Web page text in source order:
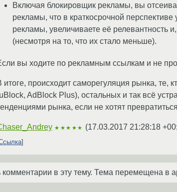
Включая блокировщик рекламы, вы
рекламы, что в краткосрочной
рекламы, увеличиваете её релевантность
(несмотря на то, что их стало меньше).
вы ходите по рекламным ссылкам и не
итоге, происходит саморегуляция рынка, те,
AdBlock Plus), остальных и так всё
рынка, если не хотят
★★★★★ (17.03.2017 21:28:18
в эту тему. Тема перемещена в